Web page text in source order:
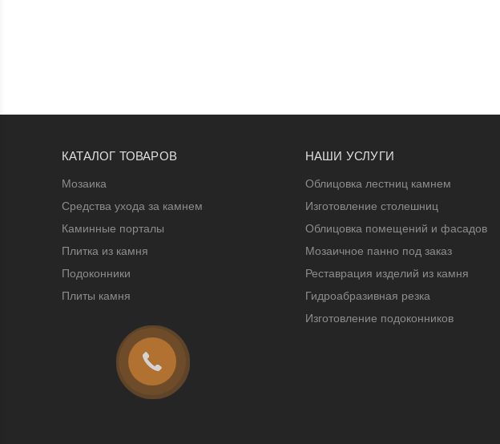
КАТАЛОГ ТОВАРОВ
Мозаика
Средства ухода за камнем
Каминные порталы
Плитка из камня
Подоконники
Плиты камня
НАШИ УСЛУГИ
Облицовка лестниц камнем
Изготовление столешниц
Облицовка помещений и фасадов
Мозаичное панно под заказ
Реставрация изделий из камня
Гидроабразивная резка
Изготовление подоконников